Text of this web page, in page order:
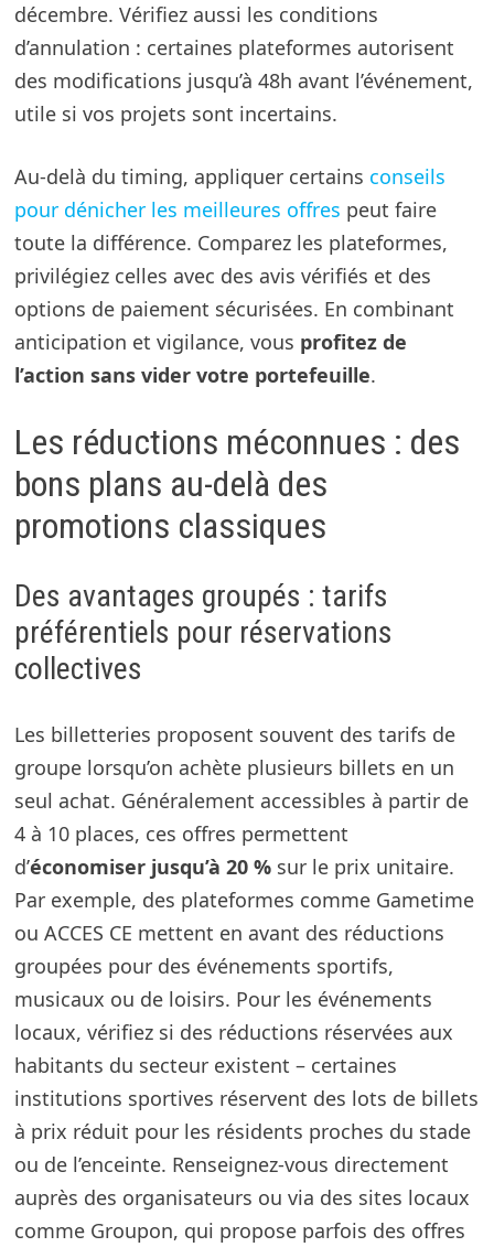
décembre. Vérifiez aussi les conditions
d’annulation : certaines plateformes autorisent
des modifications jusqu’à 48h avant l’événement,
utile si vos projets sont incertains.
Au-delà du timing, appliquer certains conseils
pour dénicher les meilleures offres peut faire
toute la différence. Comparez les plateformes,
privilégiez celles avec des avis vérifiés et des
options de paiement sécurisées. En combinant
anticipation et vigilance, vous profitez de
l’action sans vider votre portefeuille.
Les réductions méconnues : des
bons plans au-delà des
promotions classiques
Des avantages groupés : tarifs
préférentiels pour réservations
collectives
Les billetteries proposent souvent des tarifs de
groupe lorsqu’on achète plusieurs billets en un
seul achat. Généralement accessibles à partir de
4 à 10 places, ces offres permettent
d’économiser jusqu’à 20 %sur le prix unitaire.
Par exemple, des plateformes comme Gametime
ou ACCES CE mettent en avant des réductions
groupées pour des événements sportifs,
musicaux ou de loisirs. Pour les événements
locaux, vérifiez si des réductions réservées aux
habitants du secteur existent – certaines
institutions sportives réservent des lots de billets
à prix réduit pour les résidents proches du stade
ou de l’enceinte. Renseignez-vous directement
auprès des organisateurs ou via des sites locaux
comme Groupon, qui propose parfois des offres